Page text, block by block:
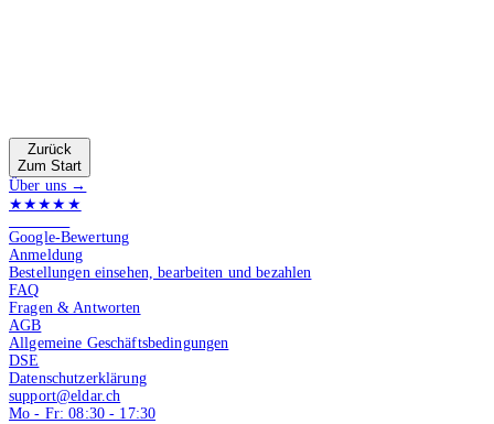
Zurück
Zum Start
Über uns →
★★★★★
Google-Bewertung
Anmeldung
Bestellungen einsehen, bearbeiten und bezahlen
FAQ
Fragen & Antworten
AGB
Allgemeine Geschäftsbedingungen
DSE
Datenschutzerklärung
support@eldar.ch
Mo - Fr: 08:30 - 17:30